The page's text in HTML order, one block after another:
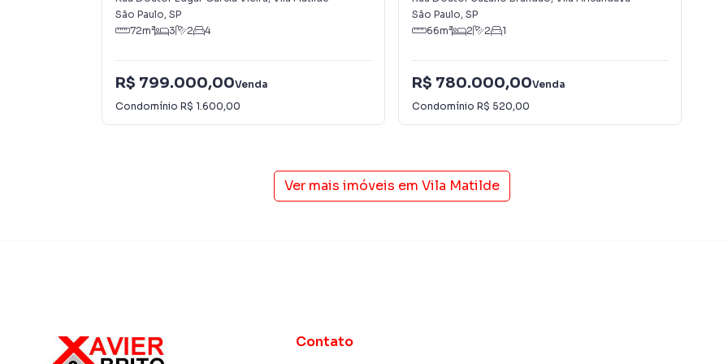
São Paulo, SP
72m² 3 2 4
R$ 799.000,00Venda
Condomínio R$ 1.600,00
São Paulo, SP
66m² 2 2 1
R$ 780.000,00Venda
Condomínio R$ 520,00
Ver mais imóveis em Vila Matilde
Contato